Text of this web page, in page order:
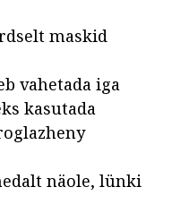
maskid
vahetada iga
kasutada
näole, lünki